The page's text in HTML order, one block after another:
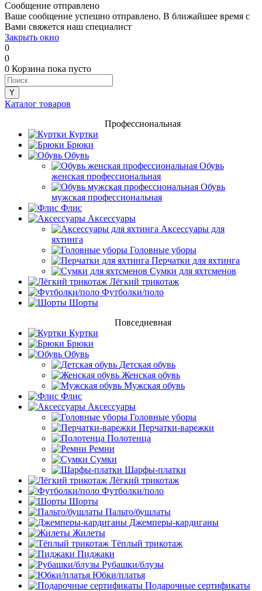
Сообщение отправлено
Ваше сообщение успешно отправлено. В ближайшее время с
Вами свяжется наш специалист
Закрыть окно
0
0
0 Корзина пока пусто
Каталог товаров
Профессиональная
Куртки
Брюки
Обувь
Обувь
женская профессиональная
Обувь
мужская профессиональная
Флис
Аксессуары
Аксессуары для
яхтинга
Головные уборы
Перчатки для яхтинга
Сумки для яхтсменов
Лёгкий трикотаж
Футболки/поло
Шорты
Повседневная
Куртки
Брюки
Обувь
Детская обувь
Женская обувь
Мужская обувь
Флис
Аксессуары
Головные уборы
Перчатки-варежки
Полотенца
Ремни
Сумки
Шарфы-платки
Лёгкий трикотаж
Футболки/поло
Шорты
Пальто/бушлаты
Джемперы-кардиганы
Жилеты
Тёплый трикотаж
Пиджаки
Рубашки/блузы
Юбки/платья
Подарочные сертификаты